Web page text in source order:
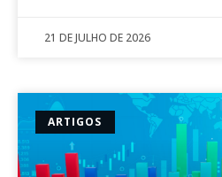
21 DE JULHO DE 2026
ARTIGOS